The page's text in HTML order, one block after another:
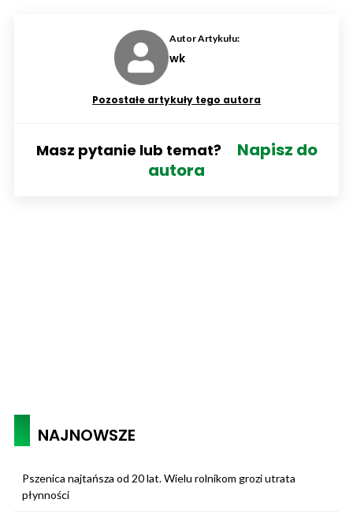
Autor Artykułu:
wk
Pozostałe artykuły tego autora
Masz pytanie lub temat?
Napisz do
autora
NAJNOWSZE
Pszenica najtańsza od 20 lat. Wielu rolnikom grozi utrata
płynności